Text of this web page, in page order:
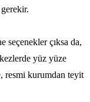
seçenekler çıksa da,
yüz yüze
resmi kurumdan teyit